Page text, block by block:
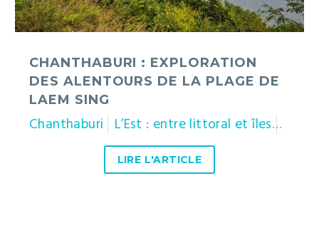
Laem
Sing
CHANTHABURI : EXPLORATION
DES ALENTOURS DE LA PLAGE DE
LAEM SING
Chanthaburi L’Est : entre littoral et îles
LIRE L'ARTICLE